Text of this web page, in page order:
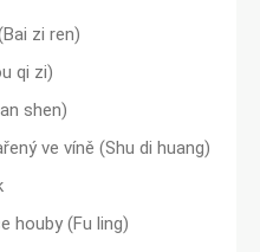
zi ren)
qi zi)
shen)
ve víně (Shu di huang)
houby (Fu ling)